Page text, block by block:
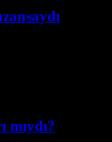
mıydı?